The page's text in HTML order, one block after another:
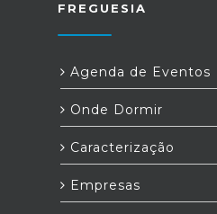
FREGUESIA
Agenda de Eventos
Onde Dormir
Caracterização
Empresas